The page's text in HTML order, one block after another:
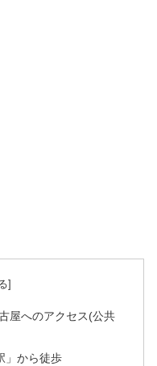
屋へのアクセス(公共
」から徒歩